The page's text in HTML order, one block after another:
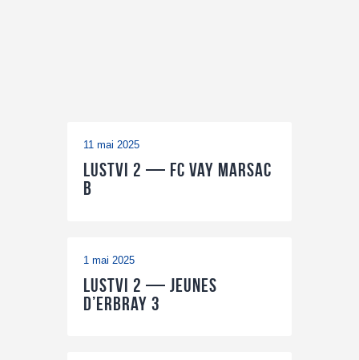
11 mai 2025
LUSTVI 2 — FC Vay Marsac
B
1 mai 2025
LUSTVI 2 — Jeunes
D’Erbray 3